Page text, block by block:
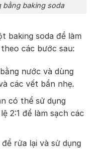
bằng baking soda
baking soda để làm
các bước sau:
nước và dùng
các vết bẩn nhẹ.
có thể sử dụng
2:1 để làm sạch các
rửa lại và sử dụng